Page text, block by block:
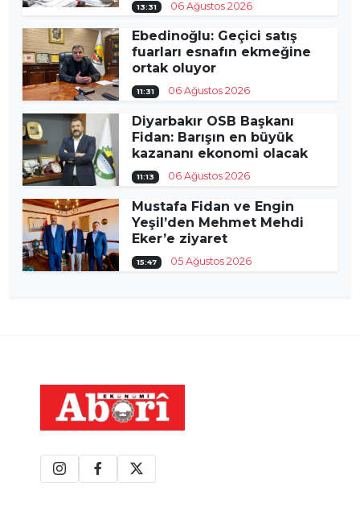
13:31 06 Ağustos 2026
Ebedinoğlu: Geçici satış
fuarları esnafın ekmeğine
ortak oluyor
11:31 06 Ağustos 2026
Diyarbakır OSB Başkanı
Fidan: Barışın en büyük
kazananı ekonomi olacak
11:13 06 Ağustos 2026
Mustafa Fidan ve Engin
Yeşil’den Mehmet Mehdi
Eker’e ziyaret
15:47 05 Ağustos 2026